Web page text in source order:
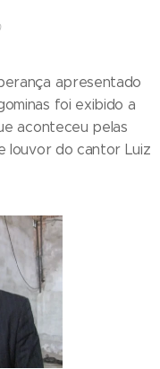
apresentado
foi exibido a
aconteceu pelas
louvor do cantor Luiz